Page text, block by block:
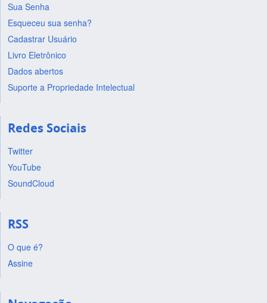
Sua Senha
Esqueceu sua senha?
Cadastrar Usuário
Livro Eletrônico
Dados abertos
Suporte a Propriedade Intelectual
Redes Sociais
Twitter
YouTube
SoundCloud
RSS
O que é?
Assine